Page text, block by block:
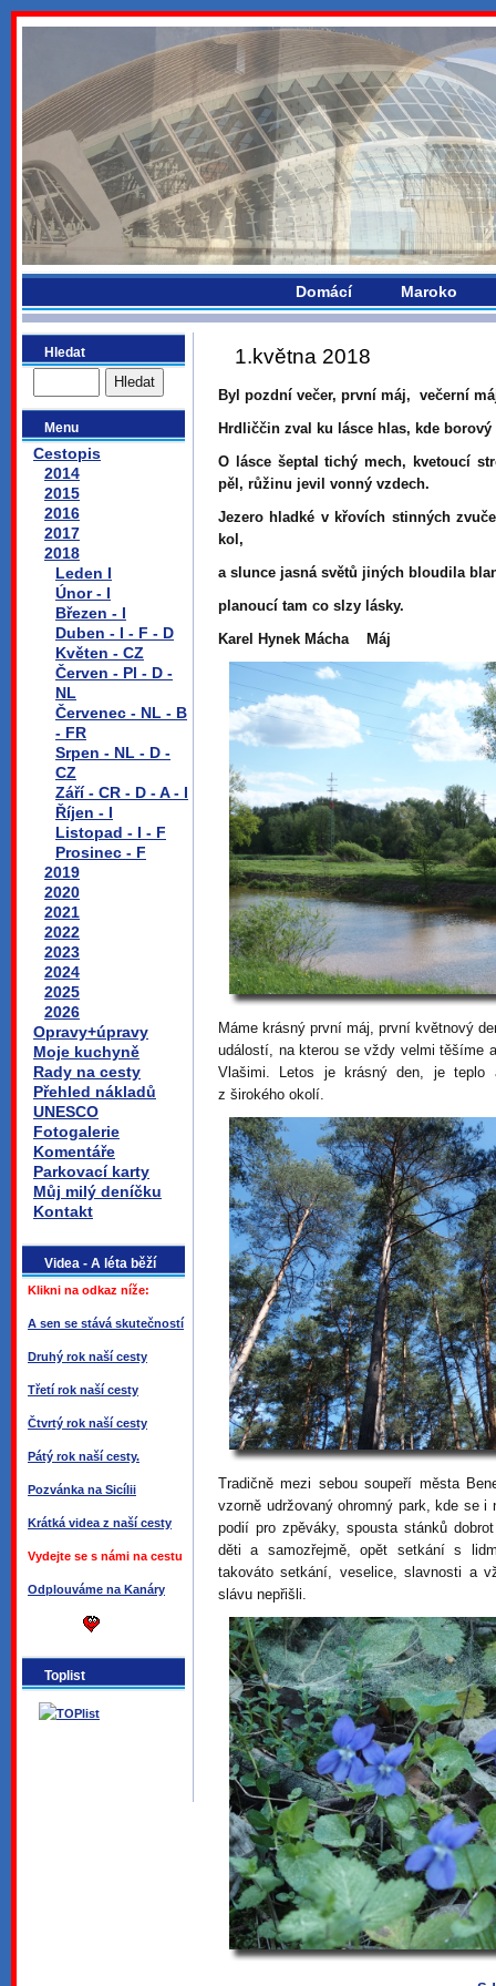
bydlikemevropou.com
Domácí Maroko
Hledat
Menu
Cestopis
2014
2015
2016
2017
2018
Leden I
Únor - I
Březen - I
Duben - I - F - D
Květen - CZ
Červen - Pl - D -
NL
Červenec - NL - B
- FR
Srpen - NL - D -
CZ
Září - CR - D - A - I
Říjen - I
Listopad - I - F
Prosinec - F
2019
2020
2021
2022
2023
2024
2025
2026
Opravy+úpravy
Moje kuchyně
Rady na cesty
Přehled nákladů
UNESCO
Fotogalerie
Komentáře
Parkovací karty
Můj milý deníčku
Kontakt
Videa - A léta běží
Klikni na odkaz níže:
A sen se stává skutečností
Druhý rok naší cesty
Třetí rok naší cesty
Čtvrtý rok naší cesty
Pátý rok naší cesty.
Pozvánka na Sicílii
Krátká videa z naší cesty
Vydejte se s námi na cestu
Odplouváme na Kanáry
Toplist
1.května 2018
Byl pozdní večer, první máj, večerní
Hrdliččin zval ku lásce hlas, kde borový
O lásce šeptal tichý mech, kvetoucí
pěl, růžinu jevil vonný vzdech.
Jezero hladké v křovích stinných
kol,
a slunce jasná světů jiných bloudila
planoucí tam co slzy lásky.
Karel Hynek Mácha Máj
Máme krásný první máj, první květnový
událostí, na kterou se vždy velmi těšíme
Vlašimi. Letos je krásný den, je
z širokého okolí.
Tradičně mezi sebou soupeří města
vzorně udržovaný ohromný park, kde se
podií pro zpěváky, spousta stánků
děti a samozřejmě, opět setkání s
takováto setkání, veselice, slavnosti a
slávu nepřišli.